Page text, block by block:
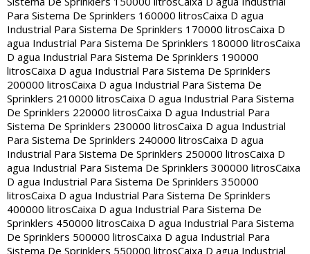
Para Sistema De Sprinklers 160000 litrosCaixa D agua
Industrial Para Sistema De Sprinklers 170000 litrosCaixa D
agua Industrial Para Sistema De Sprinklers 180000 litrosCaixa
D agua Industrial Para Sistema De Sprinklers 190000
litrosCaixa D agua Industrial Para Sistema De Sprinklers
200000 litrosCaixa D agua Industrial Para Sistema De
Sprinklers 210000 litrosCaixa D agua Industrial Para Sistema
De Sprinklers 220000 litrosCaixa D agua Industrial Para
Sistema De Sprinklers 230000 litrosCaixa D agua Industrial
Para Sistema De Sprinklers 240000 litrosCaixa D agua
Industrial Para Sistema De Sprinklers 250000 litrosCaixa D
agua Industrial Para Sistema De Sprinklers 300000 litrosCaixa
D agua Industrial Para Sistema De Sprinklers 350000
litrosCaixa D agua Industrial Para Sistema De Sprinklers
400000 litrosCaixa D agua Industrial Para Sistema De
Sprinklers 450000 litrosCaixa D agua Industrial Para Sistema
De Sprinklers 500000 litrosCaixa D agua Industrial Para
Sistema De Sprinklers 550000 litrosCaixa D agua Industrial